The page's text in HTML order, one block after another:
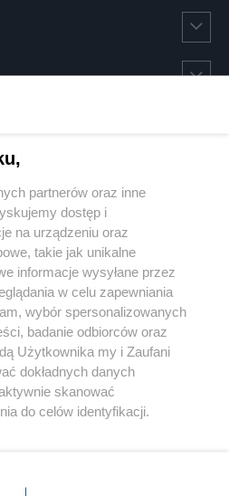
Instagram Youtube
partnerów oraz inne
dostęp i
na urządzeniu oraz
takie jak unikalne
informacje wysyłane przez
w celu zapewniania
wybór spersonalizowanych
badanie odbiorców oraz
Użytkownika my i Zaufani
dokładnych danych
skanować
do celów identyfikacji.
ustawień prywatności